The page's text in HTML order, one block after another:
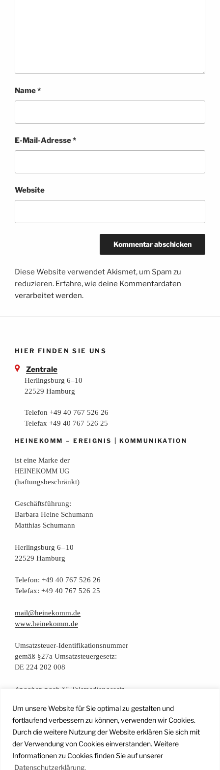
Um unsere Website für Sie optimal zu gestalten und
fortlaufend verbessern zu können, verwenden wir Cookies.
Durch die weitere Nutzung der Website erklären Sie sich mit
der Verwendung von Cookies einverstanden. Weitere
Informationen zu Cookies finden Sie auf unserer
Datenschutzerklärung.
Name*
E-Mail-Adresse*
Website
Diese Website verwendet Akismet, um Spam zu
reduzieren. Erfahre, wie deine Kommentardaten
verarbeitet werden.
HIER FINDEN SIE UNS
Zentrale
Herlingsburg 6–10
22529 Hamburg
Telefon +49 40 767 526 26
Telefax +49 40 767 526 25
HEINEKOMM –EREIGNIS |KOMMUNIKATION
ist eine Mar­ke der
HEINEKOMM UG
(haf­tungs­be­schränkt)
Geschäfts­füh­rung:
Bar­ba­ra Hei­ne Schumann
Mat­thi­as Schumann
Her­lings­burg 6 – 10
22529 Hamburg
Tele­fon: +49 40 767 526 26
Tele­fax: +49 40 767 526 25
mail@heinekomm.de
www.heinekomm.de
Umsatz­steu­er-Iden­ti­fi­ka­ti­ons­num­mer
gemäß §27a Umsatzsteuergesetz:
DE 224 202 008
Anga­ben nach §5 Telemediengesetz
Daten­schutz­er­klä­rung
FacebookInstagramYouTubeMail